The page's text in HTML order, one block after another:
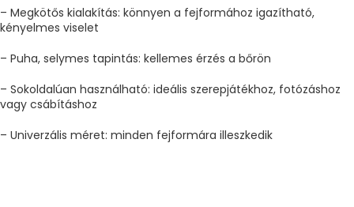
– Megkötős kialakítás: könnyen a fejformához igazítható,
kényelmes viselet
– Puha, selymes tapintás: kellemes érzés a bőrön
– Sokoldalúan használható: ideális szerepjátékhoz, fotózáshoz
vagy csábításhoz
– Univerzális méret: minden fejformára illeszkedik